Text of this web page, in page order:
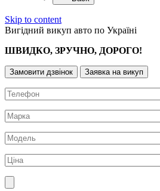
Skip to content
Вигідний викуп авто по Україні
ШВИДКО, ЗРУЧНО, ДОРОГО!
Замовити дзвінок Заявка на викуп